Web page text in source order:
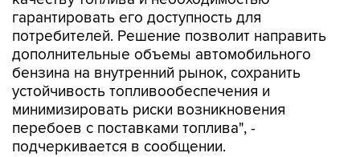
гарантировать его доступность для
потребителей. Решение позволит направить
дополнительные объемы автомобильного
бензина на внутренний рынок, сохранить
устойчивость топливообеспечения и
минимизировать риски возникновения
перебоев с поставками топлива", -
подчеркивается в сообщении.